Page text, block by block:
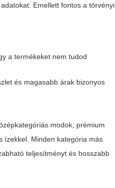
Emellett fontos a törvényi
a termékeket nem tudod
és magasabb árak bizonyos
modok, prémium
ízekkel. Minden kategória más
teljesítményt és hosszabb